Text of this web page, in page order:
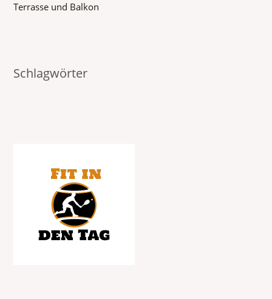
Terrasse und Balkon
Schlagwörter